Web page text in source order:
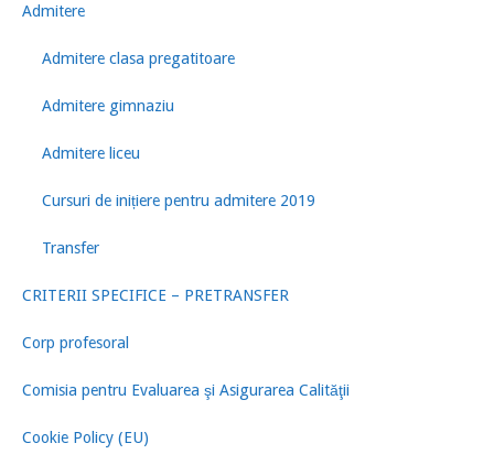
Admitere
Admitere clasa pregatitoare
Admitere gimnaziu
Admitere liceu
Cursuri de inițiere pentru admitere 2019
Transfer
CRITERII SPECIFICE – PRETRANSFER
Corp profesoral
Comisia pentru Evaluarea şi Asigurarea Calităţii
Cookie Policy (EU)